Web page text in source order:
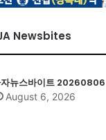
Newsbites
뉴스바이트 20260806
August 6, 2026